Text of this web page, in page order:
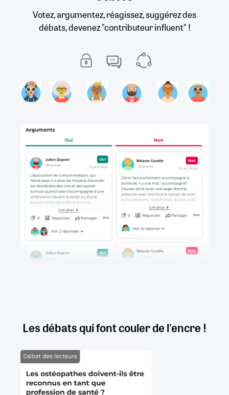
Votez, argumentez, réagissez, suggérez des
débats, devenez "contributeur influent" !
Les débats qui font couler de l'encre !